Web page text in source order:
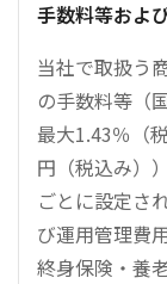
手数料等およ
当社で取扱う
の手数料等（
最大1.43％（
円（税込み）
ごとに設定さ
び運用管理費
終身保険・養